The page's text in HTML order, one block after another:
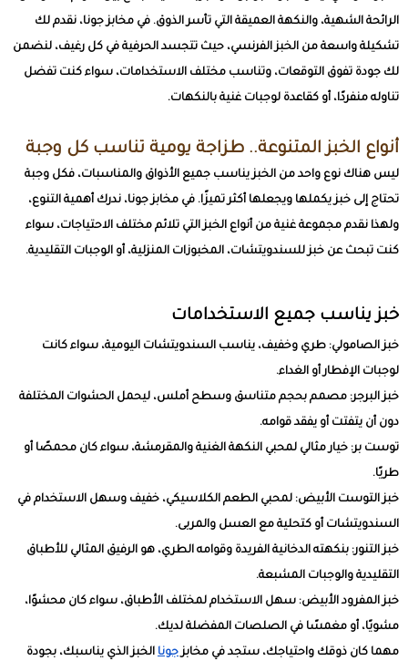
الرائحة الشهية، والنكهة العميقة التي تأسر الذوق. في مخابز جونا، نقدم لك
تشكيلة واسعة من الخبز الفرنسي، حيث تتجسد الحرفية في كل رغيف، لنضمن
لك جودة تفوق التوقعات، وتناسب مختلف الاستخدامات، سواء كنت تفضل
تناوله منفردًا، أو كقاعدة لوجبات غنية بالنكهات.
أنواع الخبز المتنوعة.. طزاجة يومية تناسب كل وجبة
ليس هناك نوع واحد من الخبز يناسب جميع الأذواق والمناسبات، فكل وجبة
تحتاج إلى خبز يكملها ويجعلها أكثر تميزًا. في مخابز جونا، ندرك أهمية التنوع،
ولهذا نقدم مجموعة غنية من أنواع الخبز التي تلائم مختلف الاحتياجات، سواء
كنت تبحث عن خبز للسندويتشات، المخبوزات المنزلية، أو الوجبات التقليدية.
خبز يناسب جميع الاستخدامات
خبز الصامولي: طري وخفيف، يناسب السندويتشات اليومية، سواء كانت
لوجبات الإفطار أو الغداء.
خبز البرجر: مصمم بحجم متناسق وسطح أملس، ليحمل الحشوات المختلفة
دون أن يتفتت أو يفقد قوامه.
توست بر: خيار مثالي لمحبي النكهة الغنية والمقرمشة، سواء كان محمصًا أو
طريًا.
خبز التوست الأبيض: لمحبي الطعم الكلاسيكي، خفيف وسهل الاستخدام في
السندويتشات أو كتحلية مع العسل والمربى.
خبز التنور: بنكهته الدخانية الفريدة وقوامه الطري، هو الرفيق المثالي للأطباق
التقليدية والوجبات المشبعة.
خبز المفرود الأبيض: سهل الاستخدام لمختلف الأطباق، سواء كان محشوًا،
مشويًا، أو مغمسًا في الصلصات المفضلة لديك.
مهما كان ذوقك واحتياجك، ستجد في مخابزجونا الخبز الذي يناسبك، بجودة